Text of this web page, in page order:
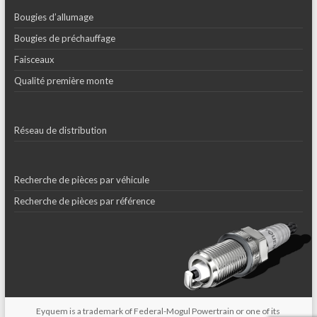
Bougies d’allumage
Bougies de préchauffage
Faisceaux
Qualité première monte
Réseau de distribution
Recherche de pièces par véhicule
Recherche de pièces par référence
Eyquem is a trademark of Federal-Mogul Powertrain or one of its